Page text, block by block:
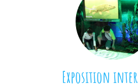
Exposition